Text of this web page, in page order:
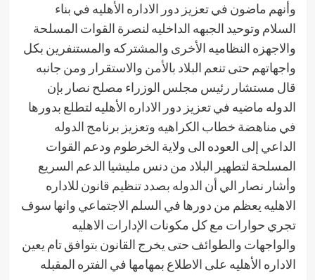
وأنهم ماضون في تعزيز دور الاداره الأهليه في بناء
السلام وتوحيد الجبهه الداخليه لنصرة القوات المسلحة
والاجهزه النظاميه الأخرى والمشتركه والمستنفرين بكل
واجهاتهم حتى تنعم البلاد بالأمن والاستقرار ومن جانبه
قال مستشار رئيس مجلس الوزراء مصلح نصار بإن
الدوله ماضيه في تعزيز دور الاداره الأهليه لتطلع بدورها
في مناهضة خطاب الكراهيه وتعزيز برنامج الدوله
الداعي إلى العوده الى ولاية الخرطوم ودعم القوات
المسلحة لتطهير البلاد من دنس مليشيا الدعم السريع
وأشار نصار الي أن الدوله بصدد تنظيم قانون للاداره
الاهليه يعظم من دورها في السلم الاجتماعي وانها سوف
تجري حوارات مع كل مكونات الإدارات الاهليه
والواجهات والطوائف حتى يخرج القانون بتوافق تام يعين
الاداره الأهليه على الاطلاع بمهامها في الفتره المقبله